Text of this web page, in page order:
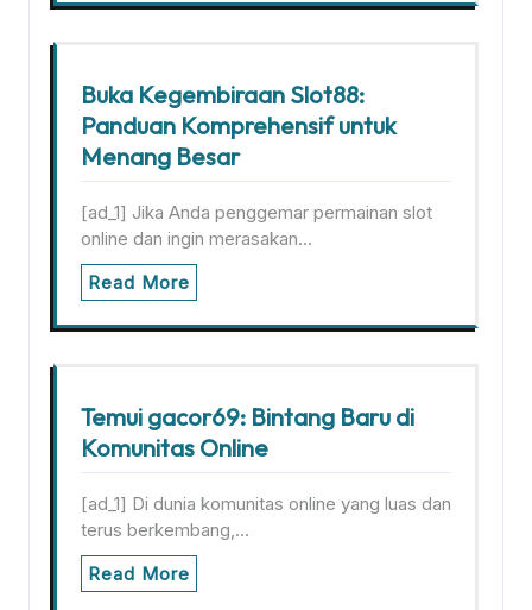
Buka Kegembiraan Slot88:
Panduan Komprehensif untuk
Menang Besar
[ad_1] Jika Anda penggemar permainan slot
online dan ingin merasakan…
Read More
Temui gacor69: Bintang Baru di
Komunitas Online
[ad_1] Di dunia komunitas online yang luas dan
terus berkembang,…
Read More